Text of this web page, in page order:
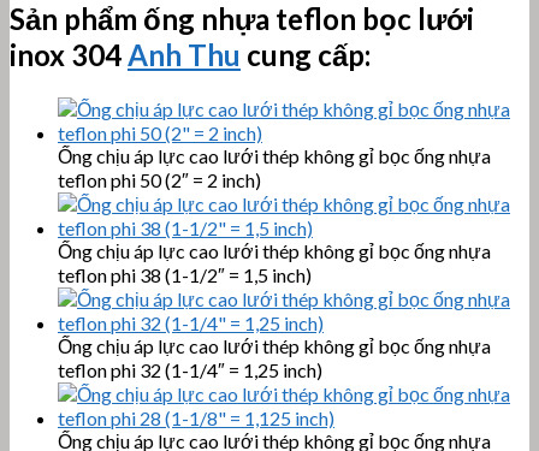
Sản phẩm ống nhựa teflon bọc lưới
inox 304Anh Thu cung cấp:
Ống chịu áp lực cao lưới thép không gỉ bọc ống nhựa
teflon phi 50 (2″ = 2 inch)
Ống chịu áp lực cao lưới thép không gỉ bọc ống nhựa
teflon phi 38 (1-1/2″ = 1,5 inch)
Ống chịu áp lực cao lưới thép không gỉ bọc ống nhựa
teflon phi 32 (1-1/4″ = 1,25 inch)
Ống chịu áp lực cao lưới thép không gỉ bọc ống nhựa